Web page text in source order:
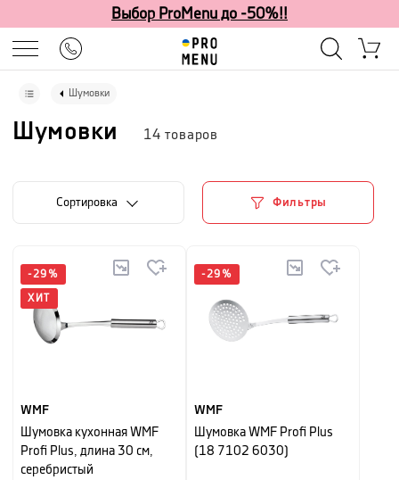
Выбор ProMenu до -50%!!
Шумовки
Шумовки 14 товаров
Cортировка Фильтры
-29 %
ХИТ
WMF
Шумовка кухонная WMF
Profi Plus, длина 30 см,
серебристый
-29 %
WMF
Шумовка WMF Profi Plus
(18 7102 6030)